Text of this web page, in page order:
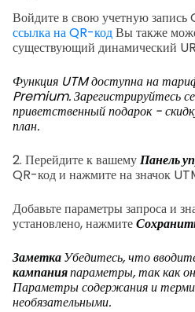
Войдите в свою учетную запись
ссылка на QR-кодВы также
существующий динамический
Функция UTM доступна на
Premium. Зарегистрируйтесь
приветственный подарок -
план.
2. Перейдите к вашемуПанель
QR-код и нажмите на значок
Добавьте параметры запроса и
установлено, нажмите
ЗаметкаУбедитесь, что
кампанияпараметры, так как
Параметры содержания и
необязательными.